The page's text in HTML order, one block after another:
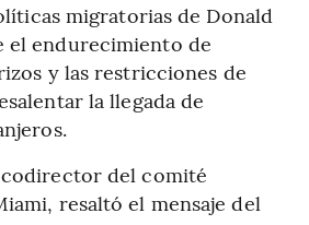
migratorias de Donald
el endurecimiento de
y las restricciones de
la llegada de
del comité
resaltó el mensaje del